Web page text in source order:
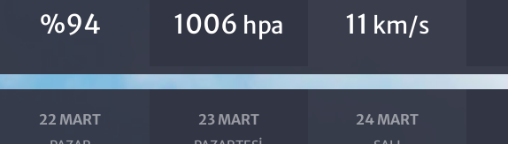
%94 1006 hpa 11 km/s
22 MART 23 MART 24 MART